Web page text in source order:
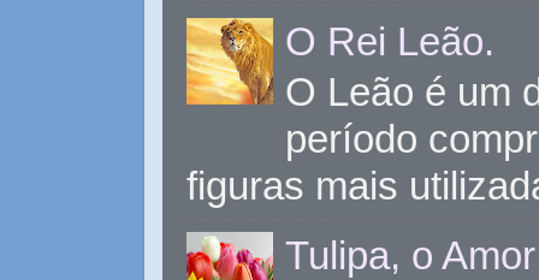
O Rei Leão.
O Leão é um
período
figuras mais
Tulipa, o